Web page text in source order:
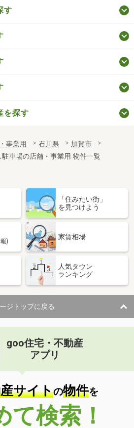
す
を探す
事業用 石川県
加賀市
車場の店舗・事業用 物件一覧
「住みたい街」
を見つけよう
)
家賃相場
人気タウン
ランキング
ジトップに戻る
goo住宅・不動産
アプリ
サイトの物件を
て検索！